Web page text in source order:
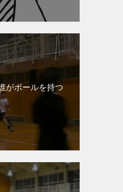
がボールを持つ